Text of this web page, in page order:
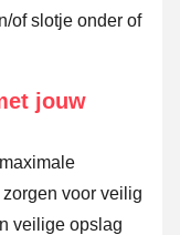
of slotje onder of
jouw
voor veilig
veilige opslag